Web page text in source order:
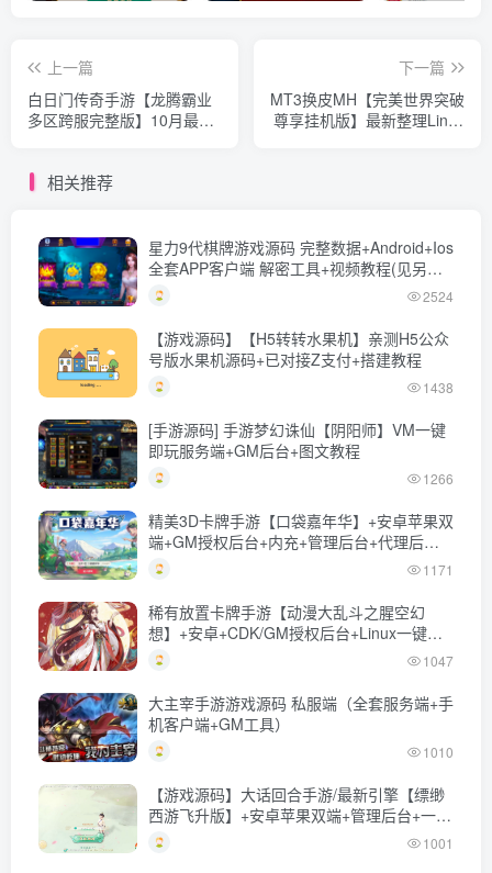
上一篇
白日门传奇手游【龙腾霸业
多区跨服完整版】10月最新
理后台+GM授权后台+安卓
下一篇
MT3换皮MH【完美世界突破
尊享挂机版】最新整理Linux
相关推荐
星力9代棋牌游戏源码 完整数据+Android+Ios
全套APP客户端 解密工具+视频教程(见另个
链接)
2524
【游戏源码】【H5转转水果机】亲测H5公众
号版水果机源码+已对接Z支付+搭建教程
1438
[手游源码] 手游梦幻诛仙【阴阳师】VM一键
即玩服务端+GM后台+图文教程
1266
精美3D卡牌手游【口袋嘉年华】+安卓苹果双
端+GM授权后台+内充+管理后台+代理后台
+Linux一键全自动搭建脚本+Linux手工服务
1171
稀有放置卡牌手游【动漫大乱斗之腥空幻
想】+安卓+CDK/GM授权后台+Linux一键全
自动搭建脚本+Linux手工服务端+详细搭建教
1047
大主宰手游游戏源码 私服端（全套服务端+手
机客户端+GM工具）
1010
【游戏源码】大话回合手游/最新引擎【缥缈
西游飞升版】+安卓苹果双端+管理后台+一键
全自动搭建脚本+Linux手工服务端+详细搭建
1001